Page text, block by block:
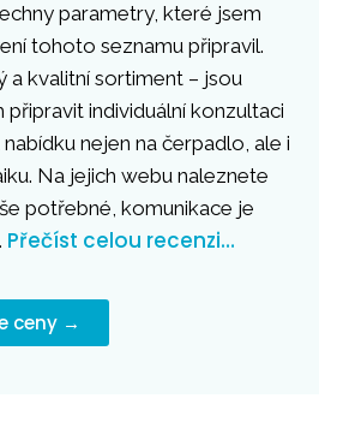
parametry, které jsem
tohoto seznamu připravil.
a kvalitní sortiment – jsou
připravit individuální konzultaci
nejen na čerpadlo, ale i
Na jejich webu naleznete
potřebné, komunikace je
Přečíst celou recenzi…
ceny →